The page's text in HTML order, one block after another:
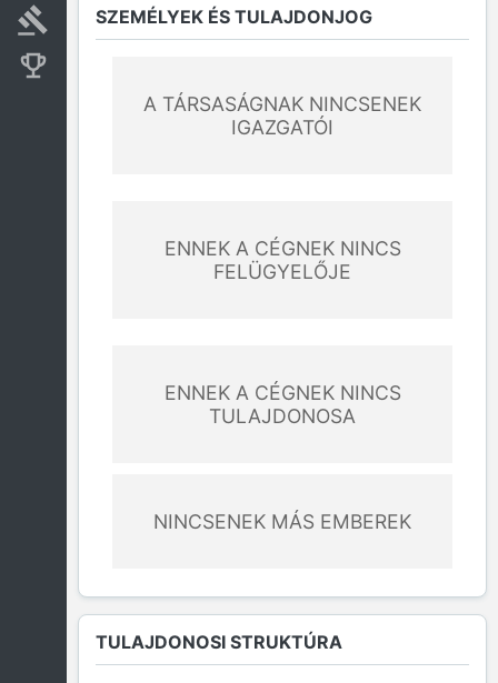
Bírósági eljárások
SZEMÉLYEK ÉS TULAJDONJOG
A TÁRSASÁGNAK NINCSENEK
IGAZGATÓI
ENNEK A CÉGNEK NINCS
FELÜGYELŐJE
ENNEK A CÉGNEK NINCS
TULAJDONOSA
NINCSENEK MÁS EMBEREK
TULAJDONOSI STRUKTÚRA